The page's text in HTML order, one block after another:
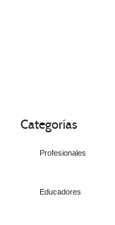
Categorías
Profesionales
Educadores